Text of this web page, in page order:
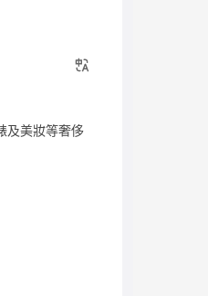
及美妝等奢侈